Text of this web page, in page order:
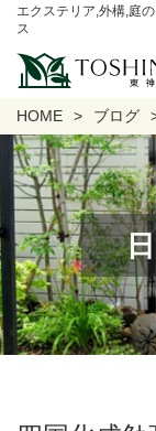
エクステリア,外構,庭
ス
HOME ブログ